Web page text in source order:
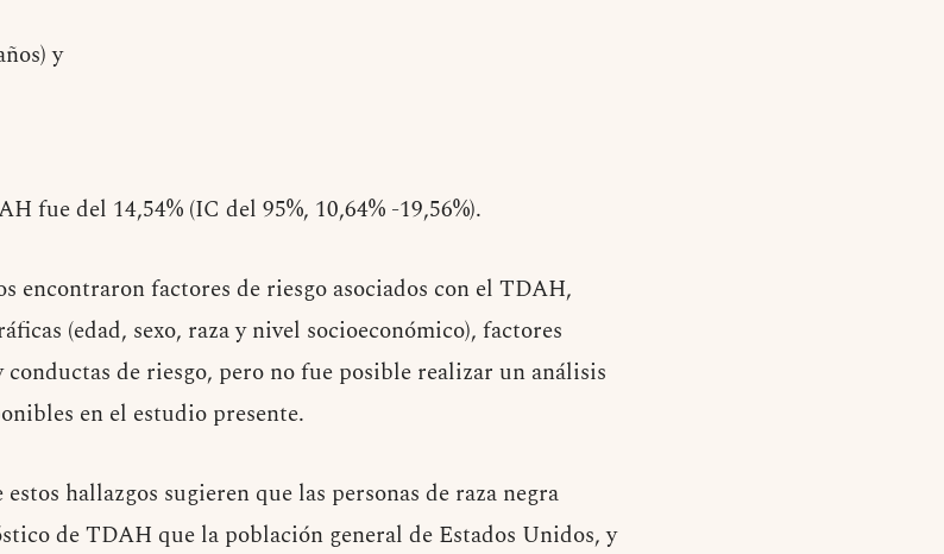
y
fue del 14,54% (IC del 95%, 10,64% -19,56%).
encontraron factores de riesgo asociados con el TDAH,
(edad, sexo, raza y nivel socioeconómico), factores
de riesgo, pero no fue posible realizar un análisis
en el estudio presente.
hallazgos sugieren que las personas de raza negra
de TDAH que la población general de Estados Unidos, y